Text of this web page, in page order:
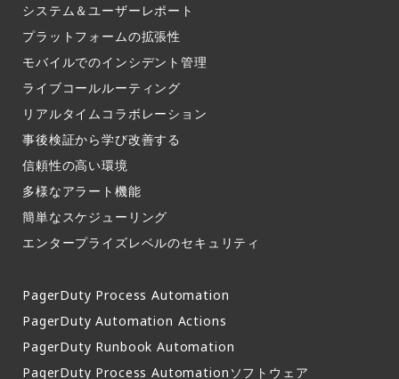
システム＆ユーザーレポート​
プラットフォームの拡張性
モバイルでのインシデント管理​
ライブコールルーティング​
リアルタイムコラボレーション​
事後検証から学び改善する
信頼性の高い環境​
多様なアラート機能​
簡単なスケジューリング​
エンタープライズレベルのセキュリティ
PagerDuty Process Automation
PagerDuty Automation Actions
PagerDuty Runbook Automation
PagerDuty Process Automationソフトウェア